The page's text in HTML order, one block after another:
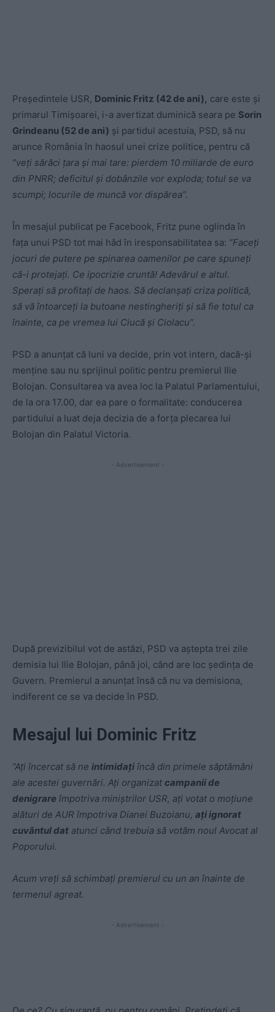
Președintele USR, Dominic Fritz (42 de ani), care este și
primarul Timișoarei, i-a avertizat duminică seara pe Sorin
Grindeanu (52 de ani) și partidul acestuia, PSD, să nu
arunce România în haosul unei crize politice, pentru că
”veți sărăci țara și mai tare: pierdem 10 miliarde de euro
din PNRR; deficitul și dobânzile vor exploda; totul se va
scumpi; locurile de muncă vor dispărea”.
În mesajul publicat pe Facebook, Fritz pune oglinda în
fața unui PSD tot mai hâd în iresponsabilitatea sa: ”Faceți
jocuri de putere pe spinarea oamenilor pe care spuneți
că-i protejați. Ce ipocrizie cruntă! Adevărul e altul.
Sperați să profitați de haos. Să declanșați criza politică,
să vă întoarceți la butoane nestingheriți și să fie totul ca
înainte, ca pe vremea lui Ciucă și Ciolacu”.
PSD a anunțat că luni va decide, prin vot intern, dacă-și
menține sau nu sprijinul politic pentru premierul Ilie
Bolojan. Consultarea va avea loc la Palatul Parlamentului,
de la ora 17.00, dar ea pare o formalitate: conducerea
partidului a luat deja decizia de a forța plecarea lui
Bolojan din Palatul Victoria.
- Advertisement -
După previzibilul vot de astăzi, PSD va aștepta trei zile
demisia lui Ilie Bolojan, până joi, când are loc ședința de
Guvern. Premierul a anunțat însă că nu va demisiona,
indiferent ce se va decide în PSD.
Mesajul lui Dominic Fritz
”Ați încercat să ne intimidați încă din primele săptămâni
ale acestei guvernări. Ați organizat campanii de
denigrare împotriva miniștrilor USR, ați votat o moțiune
alături de AUR împotriva Dianei Buzoianu, ați ignorat
cuvântul dat atunci când trebuia să votăm noul Avocat al
Poporului.
Acum vreți să schimbați premierul cu un an înainte de
termenul agreat.
- Advertisement -